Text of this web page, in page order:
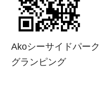
Akoシーサイドパーク
グランピング